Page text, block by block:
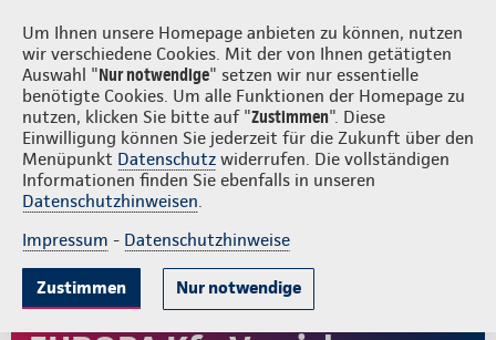
Um Ihnen unsere Homepage anbieten zu können, nutzen
wir verschiedene Cookies. Mit der von Ihnen getätigten
Auswahl "Nur notwendige" setzen wir nur essentielle
benötigte Cookies. Um alle Funktionen der Homepage zu
nutzen, klicken Sie bitte auf "Zustimmen". Diese
Einwilligung können Sie jederzeit für die Zukunft über den
Menüpunkt Datenschutz widerrufen. Die vollständigen
Informationen finden Sie ebenfalls in unseren
Datenschutzhinweisen.
Impressum - Datenschutzhinweise
Zustimmen Nur notwendige